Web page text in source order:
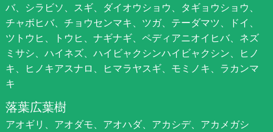
バ、シラビソ、スギ、ダイオウショウ、タギョウショウ、
チャボヒバ、チョウセンマキ、ツガ、テーダマツ、ドイ、
ツトウヒ、トウヒ、ナギナギ、ペディアニオイヒバ、ネズ
ミサシ、ハイネズ、ハイビャクシンハイビャクシン、ヒノ
キ、ヒノキアスナロ、ヒマラヤスギ、モミノキ、ラカンマ
キ
落葉広葉樹
アオギリ、アオダモ、アオハダ、アカシデ、アカメガシ